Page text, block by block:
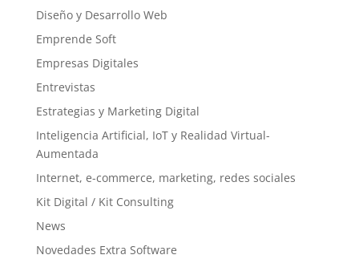
Diseño y Desarrollo Web
Emprende Soft
Empresas Digitales
Entrevistas
Estrategias y Marketing Digital
Inteligencia Artificial, IoT y Realidad Virtual-
Aumentada
Internet, e-commerce, marketing, redes sociales
Kit Digital / Kit Consulting
News
Novedades Extra Software